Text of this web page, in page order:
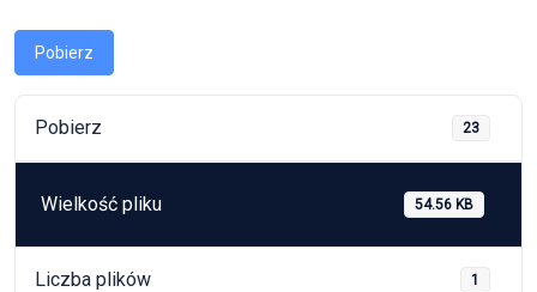
Pobierz
Pobierz 23
Wielkość pliku 54.56 KB
Liczba plików 1